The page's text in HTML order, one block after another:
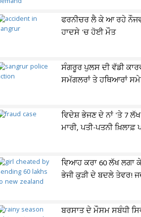
ਫਰਨੀਚਰ ਲੈ ਕੇ ਆ ਰਹੇ
ਹਾਦਸੇ 'ਚ ਹੋਈ ਮੌਤ
ਸੰਗਰੂਰ ਪੁਲਸ ਦੀ ਵੱਡੀ
ਸਮੱਗਲਰਾਂ ਤੇ ਹਥਿਆਰਾਂ
ਵਿਦੇਸ਼ ਭੇਜਣ ਦੇ ਨਾਂ 'ਤੇ 7
ਮਾਰੀ, ਪਤੀ-ਪਤਨੀ
ਵਿਆਹ ਕਰਾ 60 ਲੱਖ ਲਗਾ
ਭੇਜੀ ਕੁੜੀ ਦੇ ਬਦਲੇ ਤੇਵਰ!
ਬਰਸਾਤ ਦੇ ਮੌਸਮ ਸਬੰਧੀ